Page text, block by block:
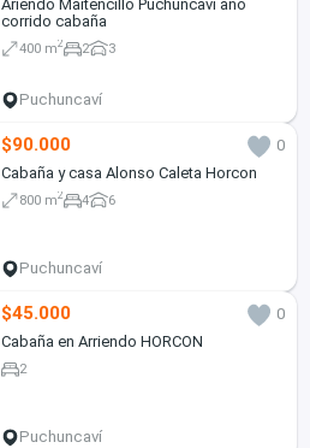
Ariendo Maitencillo Puchuncaví año
corrido cabaña
400 m2 2 3
Puchuncaví
$90.000
0
Cabaña y casa Alonso Caleta Horcon
800 m2 4 6
Puchuncaví
$45.000
0
Cabaña en Arriendo HORCON
2
Puchuncaví